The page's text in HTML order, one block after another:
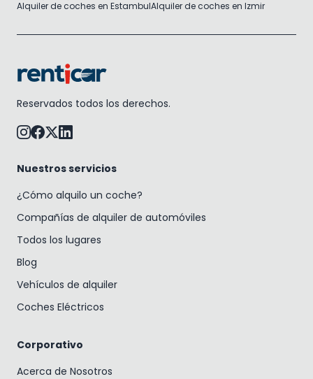
Alquiler de coches en EstambulAlquiler de coches en Izmir
Reservados todos los derechos.
Nuestros servicios
¿Cómo alquilo un coche?
Compañías de alquiler de automóviles
Todos los lugares
Blog
Vehículos de alquiler
Coches Eléctricos
Corporativo
Acerca de Nosotros